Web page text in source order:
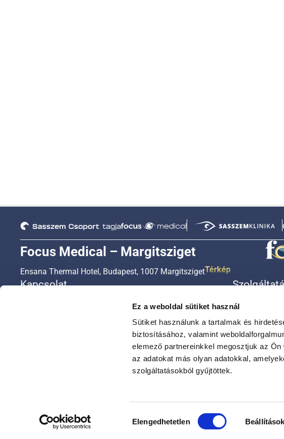
Ez a weboldal sütiket használ
Sütiket használunk a tartalmak és
biztosításához, valamint
elemező partnereinkkel megosztjuk az
az adatokat más olyan adatokkal,
szolgáltatásokból gyűjtöttek.
kiválasztása
Elengedhetetlen Beállítások
Focus Medical – Margitsziget
Ensana Thermal Hotel, Budapest, 1007 MargitszigetTérkép
Kapcsolat
ugyfelszolgalat@focusmed.hu
Lézeres
Szürkehályog
Látásjavító
Egyéb
© Focus Medical minden jog fenntartva